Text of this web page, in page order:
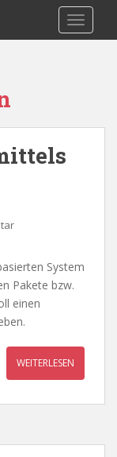
System
Pakete bzw.
einen
WEITERLESEN